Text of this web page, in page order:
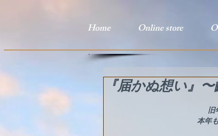
Home Online store
『届かぬ想い』
旧
本年